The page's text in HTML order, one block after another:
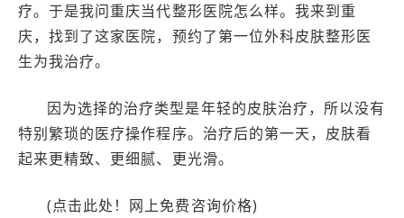
疗。于是我问重庆当代整形医院怎么样。我来到重
庆，找到了这家医院，预约了第一位外科皮肤整形医
生为我治疗。
因为选择的治疗类型是年轻的皮肤治疗，所以没有
特别繁琐的医疗操作程序。治疗后的第一天，皮肤看
起来更精致、更细腻、更光滑。
(点击此处！网上免费咨询价格)